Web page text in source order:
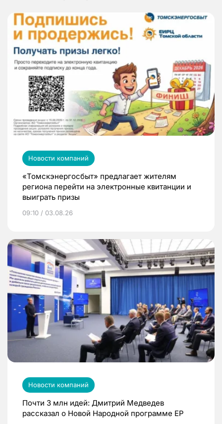
Новости компаний
«Томскэнергосбыт» предлагает жителям
региона перейти на электронные квитанции и
выиграть призы
09:10 / 03.08.26
Новости компаний
Почти 3 млн идей: Дмитрий Медведев
рассказал о Новой Народной программе ЕР